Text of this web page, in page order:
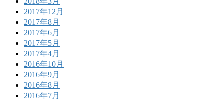
2017年12月
2017年8月
2017年6月
2017年5月
2017年4月
2016年10月
2016年9月
2016年8月
2016年7月